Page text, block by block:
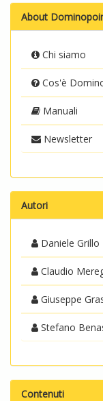
About
Chi siamo
Cos'è
Manuali
Newsletter
Autori
Daniele Grillo
Claudio
Giuseppe
Stefano
Contenuti